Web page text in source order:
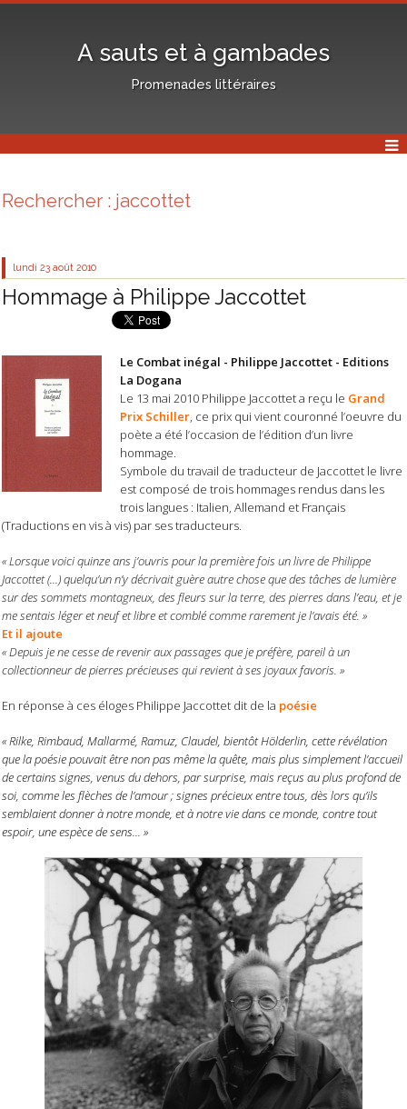
A sauts et à gambades
Promenades littéraires
Rechercher : jaccottet
lundi 23 août 2010
Hommage à Philippe Jaccottet
Le Combat inégal - Philippe Jaccottet - Editions
La Dogana
Le 13 mai 2010 Philippe Jaccottet a reçu le Grand
Prix Schiller, ce prix qui vient couronné l’oeuvre du
poète a été l’occasion de l’édition d’un livre
hommage.
Symbole du travail de traducteur de Jaccottet le livre
est composé de trois hommages rendus dans les
trois langues : Italien, Allemand et Français
(Traductions en vis à vis) par ses traducteurs.
« Lorsque voici quinze ans j’ouvris pour la première fois un livre de Philippe
Jaccottet (...) quelqu’un n’y décrivait guère autre chose que des tâches de lumière
sur des sommets montagneux, des fleurs sur la terre, des pierres dans l’eau, et je
me sentais léger et neuf et libre et comblé comme rarement je l’avais été. »
Et il ajoute
« Depuis je ne cesse de revenir aux passages que je préfère, pareil à un
collectionneur de pierres précieuses qui revient à ses joyaux favoris. »
En réponse à ces éloges Philippe Jaccottet dit de la poésie
« Rilke, Rimbaud, Mallarmé, Ramuz, Claudel, bientôt Hölderlin, cette révélation
que la poésie pouvait être non pas même la quête, mais plus simplement l’accueil
de certains signes, venus du dehors, par surprise, mais reçus au plus profond de
soi, comme les flèches de l’amour ; signes précieux entre tous, dès lors qu’ils
semblaient donner à notre monde, et à notre vie dans ce monde, contre tout
espoir, une espèce de sens... »